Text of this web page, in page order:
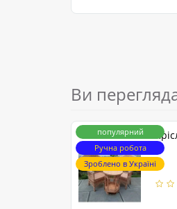
Ви
популярний
Ручна робота
Зроблено в Україні